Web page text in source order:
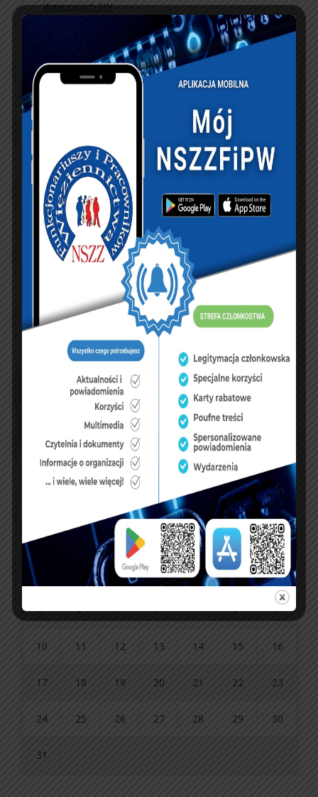
dotyczących SW
zgłaszanych przez
Związki Zawodowe.
KSIĘGA GOŚCI:
Zobacz księgę
dopisz do księgi
NASZ FACEBOOK
UBEZPIECZENIA
sierpień 2026
P Ś P S N
1 2
3 4 5 6 7 8 9
10 11 12 13 14 15 16
17 18 19 20 21 22 23
24 25 26 27 28 29 30
31